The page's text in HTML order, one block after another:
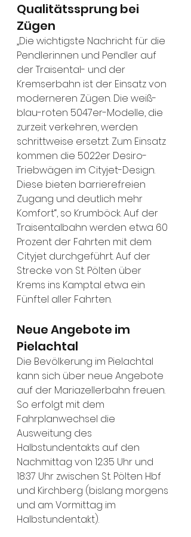
Qualitätssprung bei
Zügen
„Die wichtigste Nachricht für die
Pendlerinnen und Pendler auf
der Traisental- und der
Kremserbahn ist der Einsatz von
moderneren Zügen. Die weiß-
blau-roten 5047er-Modelle, die
zurzeit verkehren, werden
schrittweise ersetzt. Zum Einsatz
kommen die 5022er Desiro-
Triebwägen im Cityjet-Design.
Diese bieten barrierefreien
Zugang und deutlich mehr
Komfort“, so Krumböck. Auf der
Traisentalbahn werden etwa 60
Prozent der Fahrten mit dem
Cityjet durchgeführt. Auf der
Strecke von St. Pölten über
Krems ins Kamptal etwa ein
Fünftel aller Fahrten.
Neue Angebote im
Pielachtal
Die Bevölkerung im Pielachtal
kann sich über neue Angebote
auf der Mariazellerbahn freuen.
So erfolgt mit dem
Fahrplanwechsel die
Ausweitung des
Halbstundentakts auf den
Nachmittag von 12:35 Uhr und
18:37 Uhr zwischen St. Pölten Hbf
und Kirchberg (bislang morgens
und am Vormittag im
Halbstundentakt).